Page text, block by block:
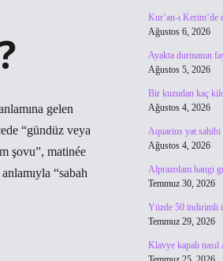
gelen
“gündüz veya
şovu”, matinée
“sabah
Kur’an-ı Kerim’de
Ağustos 6, 2026
Ayakta durmanın
Ağustos 5, 2026
Bir kuzudan kaç
Ağustos 4, 2026
Aquarius yat sahibi
Ağustos 4, 2026
Alprazolam hangi
Temmuz 30, 2026
Yüzde 50 indirimli
Temmuz 29, 2026
Klavye kapalı nasıl